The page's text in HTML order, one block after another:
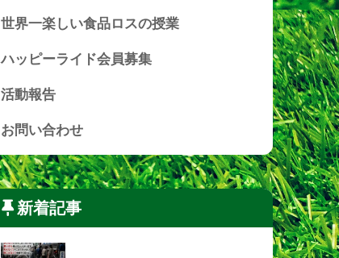
世界一楽しい食品ロスの授業
ハッピーライド会員募集
活動報告
お問い合わせ
新着記事